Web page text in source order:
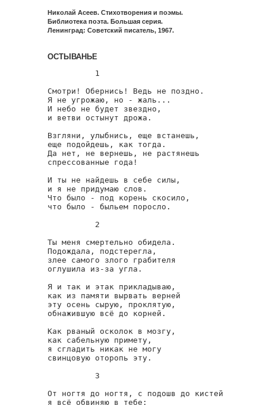
Николай Асеев. Стихотворения и поэмы.
Библиотека поэта. Большая серия.
Ленинград: Советский писатель, 1967.
ОСТЫВАНЬЕ
          1
Смотри! Обернись! Ведь не поздно.
Я не угрожаю, но - жаль...
И небо не будет звездно,
и ветви остынут дрожа.
Взгляни, улыбнись, еще встанешь,
еще подойдешь, как тогда.
Да нет, не вернешь, не растянешь
спрессованные года!
И ты не найдешь в себе силы,
и я не придумаю слов.
Что было - под корень скосило,
что было - быльем поросло.
          2
Ты меня смертельно обидела.
Подождала, подстерегла,
злее самого злого грабителя
оглушила из-за угла.
Я и так и этак прикладываю,
как из памяти вырвать верней
эту осень сырую, проклятую,
обнажившую всё до корней.
Как рваный осколок в мозгу,
как сабельную примету,
я сгладить никак не могу
свинцовую оторопь эту.
          3
От ногтя до ногтя, с подошв до кистей
я всё обвиняю в тебе: